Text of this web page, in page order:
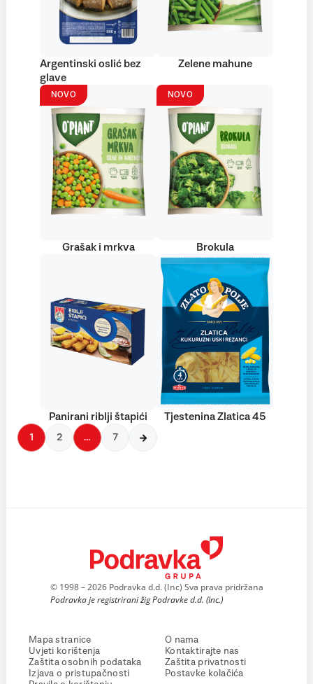
Argentinski oslić bez
glave
Zelene mahune
NOVO
Grašak i mrkva
NOVO
Brokula
Panirani riblji štapići Tjestenina Zlatica 45
1 2 … 7
© 1998 – 2026 Podravka d.d. (Inc) Sva prava pridržana
Podravka je registrirani žig Podravke d.d. (Inc.)
Mapa stranice
Uvjeti korištenja
Zaštita osobnih podataka
Izjava o pristupačnosti
O nama
Kontaktirajte nas
Zaštita privatnosti
Postavke kolačića